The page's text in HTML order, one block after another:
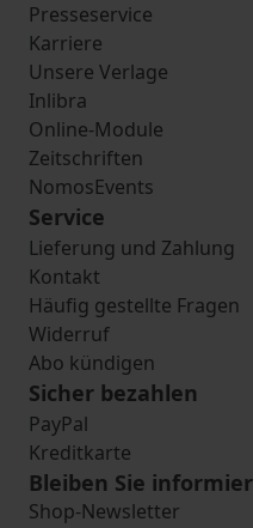
Presseservice
Karriere
Unsere Verlage
Inlibra
Online-Module
Zeitschriften
NomosEvents
Service
Lieferung und Zahlung
Kontakt
Häufig gestellte Fragen
Widerruf
Abo kündigen
Sicher bezahlen
PayPal
Kreditkarte
Bleiben Sie
Shop-Newsletter